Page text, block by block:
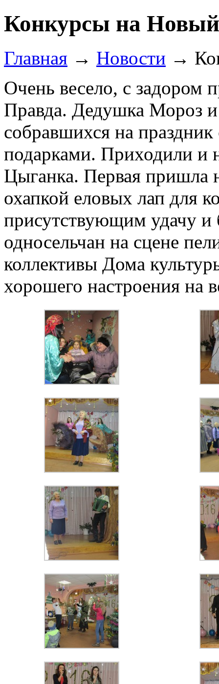
Конкурсы на Новый
Главная → Новости →
Очень весело, с задором
Правда. Дедушка Мороз и
собравшихся на
подарками. Приходили и
Цыганка. Первая пришла
охапкой еловых лап для
присутствующим удачу и
односельчан на сцене
коллективы Дома
хорошего настроения на